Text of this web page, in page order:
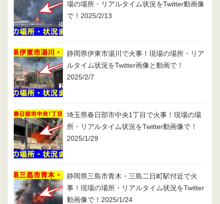
場の場所・リアルタイム状況をTwitter動画像
で！2025/2/13
静岡県伊東市湯川で火事！現場の場所・リア
ルタイム状況をTwitter画像と動画で！
2025/2/7
埼玉県春日部市中央1丁目で火事！現場の場
所・リアルタイム状況をTwitter動画像で！
2025/1/29
静岡県三島市青木・三島二日町駅付近で火
事！現場の場所・リアルタイム状況をTwitter
動画像で！2025/1/24